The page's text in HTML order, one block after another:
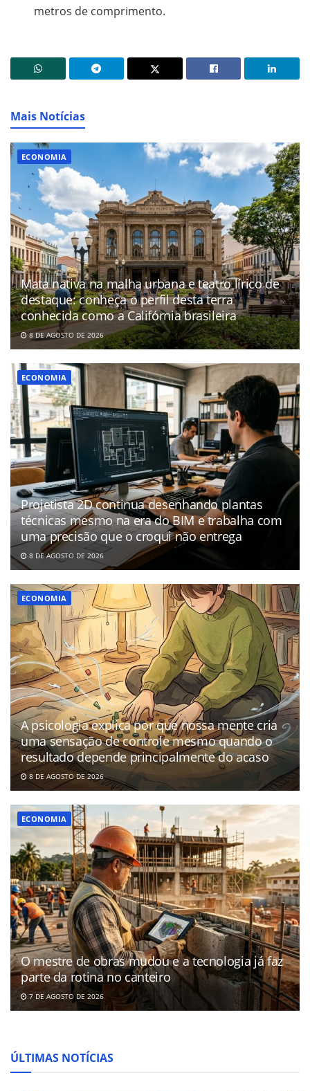
metros de comprimento.
Mais Notícias
ECONOMIA
Mata nativa na malha urbana e teatro lírico de
destaque: conheça o perfil desta terra
conhecida como a Califórnia brasileira
8 DE AGOSTO DE 2026
ECONOMIA
Projetista 2D continua desenhando plantas
técnicas mesmo na era do BIM e trabalha com
uma precisão que o croqui não entrega
8 DE AGOSTO DE 2026
ECONOMIA
A psicologia explica por que nossa mente cria
uma sensação de controle mesmo quando o
resultado depende principalmente do acaso
8 DE AGOSTO DE 2026
ECONOMIA
O mestre de obras mudou e a tecnologia já faz
parte da rotina no canteiro
7 DE AGOSTO DE 2026
ÚLTIMAS NOTÍCIAS